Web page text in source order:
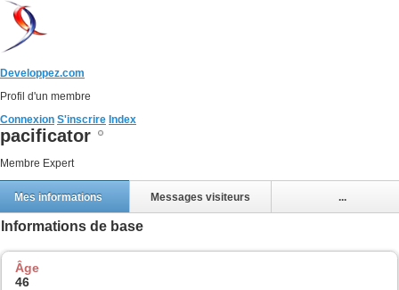
Developpez.com
Profil d'un membre
Connexion S'inscrire Index
pacificator
Membre Expert
Mes informations Messages visiteurs ...
Informations de base
Âge
46